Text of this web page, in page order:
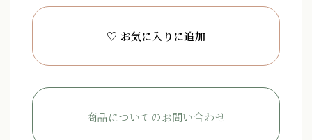
♡ お気に入りに追加
商品についてのお問い合わせ